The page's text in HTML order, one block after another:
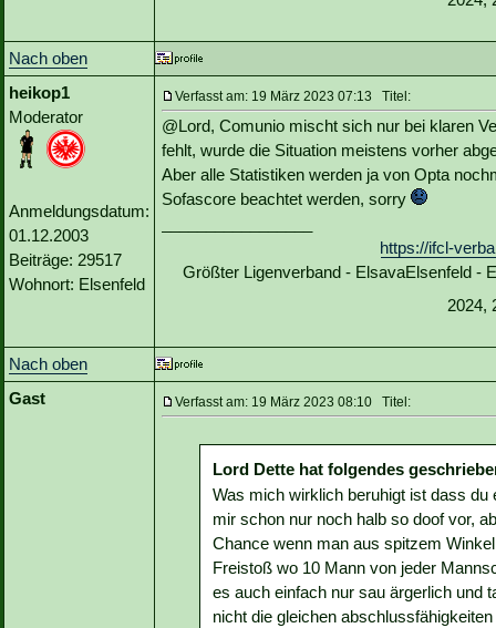
Nach oben
heikop1
Moderator
Anmeldungsdatum:
01.12.2003
Beiträge: 29517
Wohnort: Elsenfeld
Verfasst am: 19 März 2023 07:13 Titel:
@Lord, Comunio mischt sich nur bei klaren
fehlt, wurde die Situation meistens vorher
Aber alle Statistiken werden ja von Opta
Sofascore beachtet werden, sorry
https://ifcl-
Größter Ligenverband - ElsavaElsenfeld -
2024,
Nach oben
Gast
Verfasst am: 19 März 2023 08:10 Titel:
Lord Dette hat folgendes
Was mich wirklich beruhigt ist dass
mir schon nur noch halb so doof vor,
Chance wenn man aus spitzem
Freistoß wo 10 Mann von jeder
es auch einfach nur sau ärgerlich und
nicht die gleichen